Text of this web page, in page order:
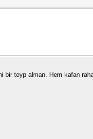
bir teyp alman. Hem kafan